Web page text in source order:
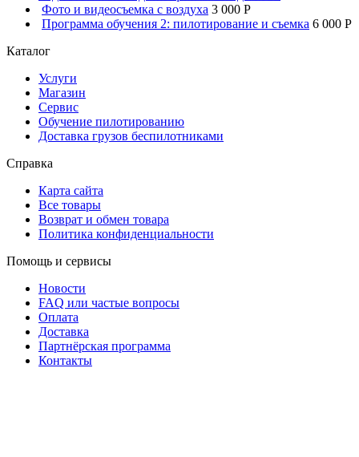
Фото и видеосъемка с воздуха 3 000 P
Программа обучения 2: пилотирование и съемка 6 000 P
Каталог
Услуги
Магазин
Сервис
Обучение пилотированию
Доставка грузов беспилотниками
Справка
Карта сайта
Все товары
Возврат и обмен товара
Политика конфиденциальности
Помощь и сервисы
Новости
FAQ или частые вопросы
Оплата
Доставка
Партнёрская программа
Контакты